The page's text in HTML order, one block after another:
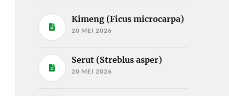
Kimeng (Ficus microcarpa)
20 MEI 2026
Serut (Streblus asper)
20 MEI 2026